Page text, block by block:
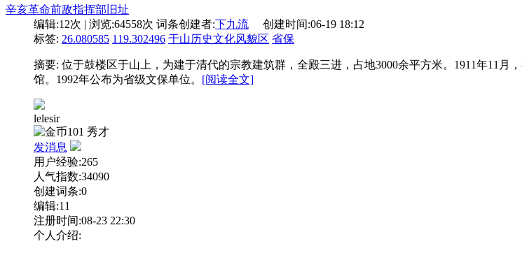
辛亥革命前敌指挥部旧址
编辑:12次 | 浏览:64558次 词条创建者:下九流 创建时间:06-19 18:12
标签: 26.080585 119.302496 于山历史文化风貌区 省保
摘要: 位于鼓楼区于山上，为建于清代的宗教建筑群，全殿三进，占地3000余平方米。1911年11
馆。1992年公布为省级文保单位。 [阅读全文]
lelesir
101 秀才
发消息
用户经验:265
人气指数:34090
创建词条:0
编辑:11
注册时间:08-23 22:30
个人介绍: